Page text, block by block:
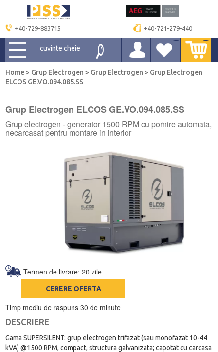
+40-729-883715 +40-721-279-440
Home> Grup Electrogen > Grup Electrogen > Grup Electrogen
ELCOS GE.VO.094.085.SS
Grup Electrogen ELCOS GE.VO.094.085.SS
Grup electrogen - generator 1500 RPM cu pornire automata,
necarcasat pentru montare in interior
Termen de livrare: 20 zile
CERERE OFERTA
Timp mediu de raspuns 30 de minute
DESCRIERE
Gama SUPERSILENT: grup electrogen trifazat (sau monofazat 10-44
kVA) @1500 RPM, compact, structura galvanizata; capotat cu carcasa